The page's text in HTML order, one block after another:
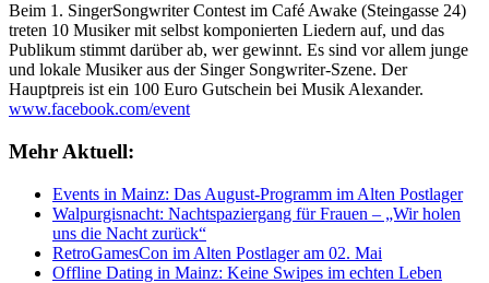
Beim 1. SingerSongwriter Contest im Café Awake (Steingasse 24)
treten 10 Musiker mit selbst komponierten Liedern auf, und das
Publikum stimmt darüber ab, wer gewinnt. Es sind vor allem junge
und lokale Musiker aus der Singer Songwriter-Szene. Der
Hauptpreis ist ein 100 Euro Gutschein bei Musik Alexander.
www.facebook.com/event
Mehr Aktuell:
Events in Mainz: Das August-Programm im Alten Postlager
Walpurgisnacht: Nachtspaziergang für Frauen – „Wir holen
uns die Nacht zurück“
RetroGamesCon im Alten Postlager am 02. Mai
Offline Dating in Mainz: Keine Swipes im echten Leben